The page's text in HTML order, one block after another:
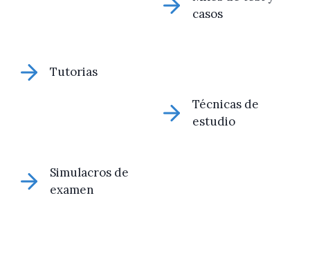
casos
Tutorias
Técnicas de
estudio
Simulacros de
examen